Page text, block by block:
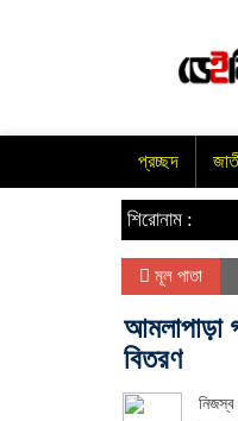
প্রচ্ছদ
শিরোনাম :
মূল পাতা
আমলাপাড়া
বিতরণ